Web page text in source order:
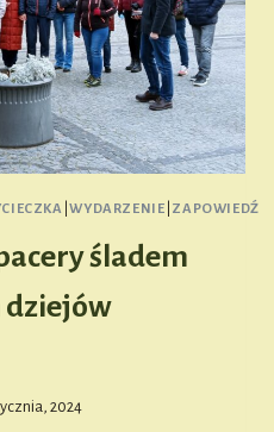
|WYDARZENIE ZAPOWIEDŹ
śladem
dziejów
2024